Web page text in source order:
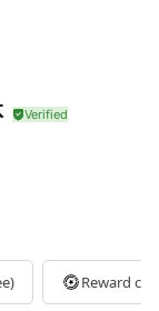
Reward